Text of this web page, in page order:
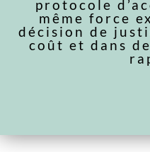
protocole
même force
décision de
coût et dans